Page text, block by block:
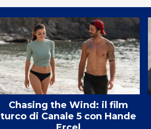
Chasing the Wind: il film
turco di Canale 5 con Hande